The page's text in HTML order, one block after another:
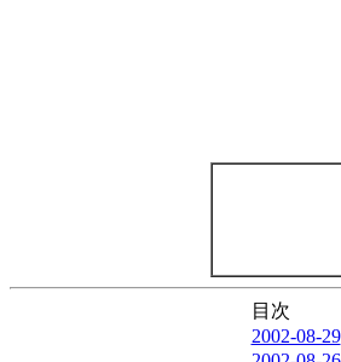
目次
2002-08-29